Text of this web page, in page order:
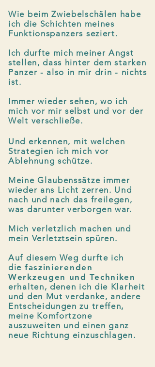
Wie beim Zwiebelschälen habe
ich die Schichten meines
Funktionspanzers seziert.
​Ich durfte mich meiner Angst
stellen, dass hinter dem starken
Panzer - also in mir drin - nichts
ist.
Immer wieder sehen, wo ich
mich vor mir selbst und vor der
Welt verschließe.
​Und erkennen, mit welchen
Strategien ich mich vor
Ablehnung schütze.
Meine Glaubenssätze immer
wieder ans Licht zerren. Und
nach und nach das freilegen,
was darunter verborgen war.
Mich verletzlich machen und
mein Verletztsein spüren.
Auf diesem Weg durfte ich
die faszinierenden
Werkzeugen und Techniken
erhalten, denen ich die Klarheit
und den Mut verdanke, andere
Entscheidungen zu treffen,
meine Komfortzone
auszuweiten und einen ganz
neue Richtung einzuschlagen.